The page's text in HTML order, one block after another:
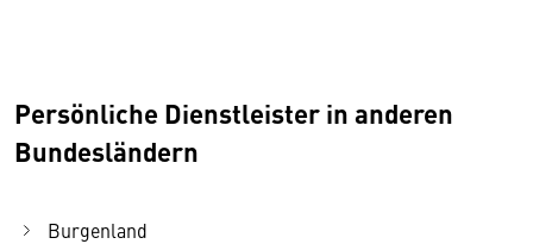
Persönliche Dienstleister in anderen
Bundesländern
Burgenland